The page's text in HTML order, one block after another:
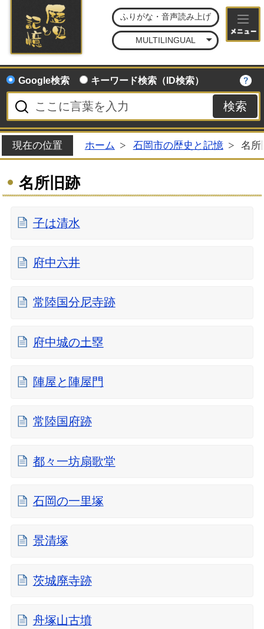
石
ふりがな・音声読み上げ
MULTILINGUAL
Google検索 キーワード検索（ID検索）
現在の位置 ホーム 石岡市の歴史と記憶 名所
名所旧跡
子は清水
府中六井
常陸国分尼寺跡
府中城の土塁
陣屋と陣屋門
常陸国府跡
都々一坊扇歌堂
石岡の一里塚
景清塚
茨城廃寺跡
舟塚山古墳